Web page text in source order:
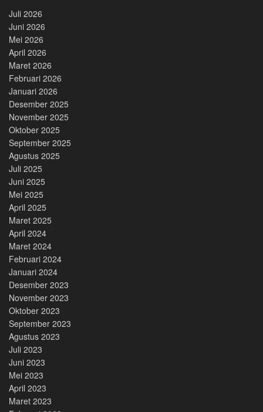
Juli 2026
Juni 2026
Mei 2026
April 2026
Maret 2026
Februari 2026
Januari 2026
Desember 2025
November 2025
Oktober 2025
September 2025
Agustus 2025
Juli 2025
Juni 2025
Mei 2025
April 2025
Maret 2025
April 2024
Maret 2024
Februari 2024
Januari 2024
Desember 2023
November 2023
Oktober 2023
September 2023
Agustus 2023
Juli 2023
Juni 2023
Mei 2023
April 2023
Maret 2023